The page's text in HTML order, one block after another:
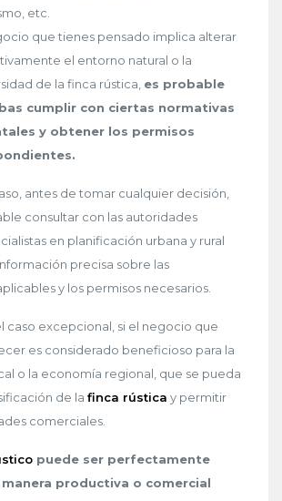
etc.
que tienes pensado implica alterar
el entorno natural o la
de la finca rústica, es probable
cumplir con ciertas normativas
y obtener los permisos
antes de tomar cualquier decisión,
consultar con las autoridades
en planificación urbana y rural
precisa sobre las
y los permisos necesarios.
caso excepcional, si el negocio que
es considerado beneficioso para la
o la economía regional, que se pueda
de la finca rústica y permitir
comerciales.
puede ser perfectamente
productiva o comercial